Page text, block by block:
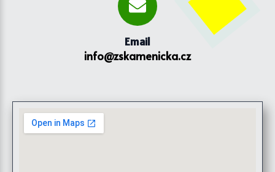
Email
info@zskamenicka.cz